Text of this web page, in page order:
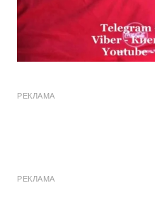
РЕКЛАМА
РЕКЛАМА